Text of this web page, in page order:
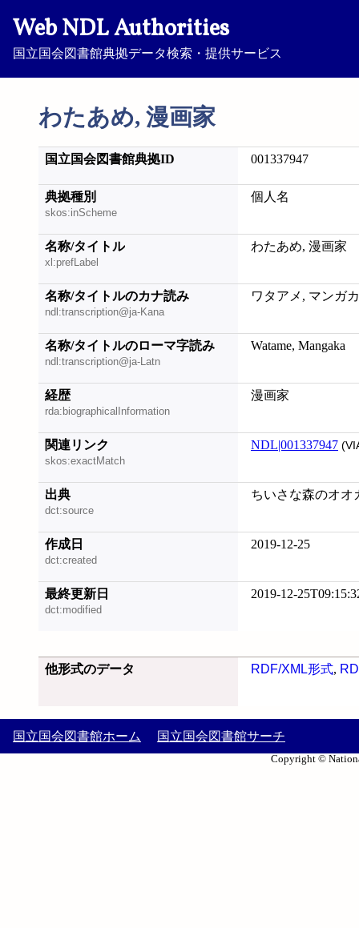
Web NDL Authorities
国立国会図書館典拠データ検索・提供サービス
わたあめ, 漫画家
国立国会図書館典拠ID 001337947
典拠種別
skos:inScheme
個人名
名称/タイトル
xl:prefLabel
わたあめ, 漫画家
名称/タイトルのカナ読み
ndl:transcription@ja-Kana
ワタアメ, マンガカ
名称/タイトルのローマ字読み
ndl:transcription@ja-Latn
Watame, Mangaka
経歴
rda:biographicalInformation
漫画家
関連リンク
skos:exactMatch
NDL|001337947
出典
dct:source
ちいさな森のオオ
作成日
dct:created
2019-12-25
最終更新日
dct:modified
2019-12-
他形式のデータ RDF/XML形式,
国立国会図書館ホーム 国立国会図書館サーチ
Copyright ©